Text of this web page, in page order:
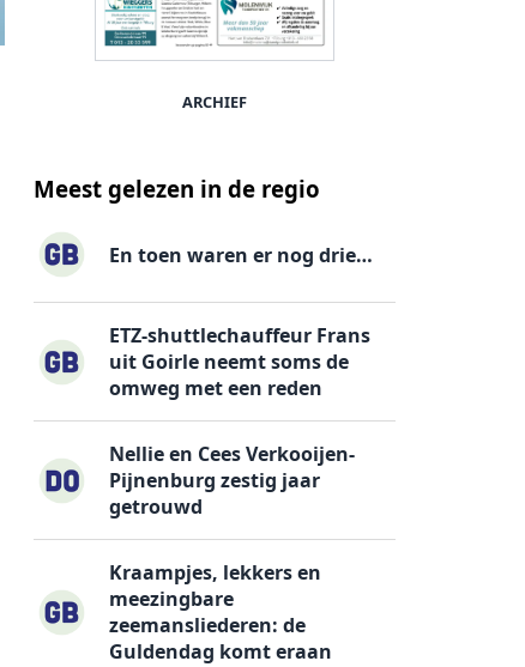
ARCHIEF
Meest gelezen in de regio
En toen waren er nog drie…
ETZ-shuttlechauffeur Frans
uit Goirle neemt soms de
omweg met een reden
Nellie en Cees Verkooijen-
Pijnenburg zestig jaar
getrouwd
Kraampjes, lekkers en
meezingbare
zeemansliederen: de
Guldendag komt eraan